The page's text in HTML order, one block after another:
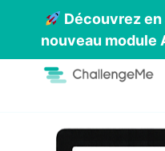
Découvrez
nouveau module